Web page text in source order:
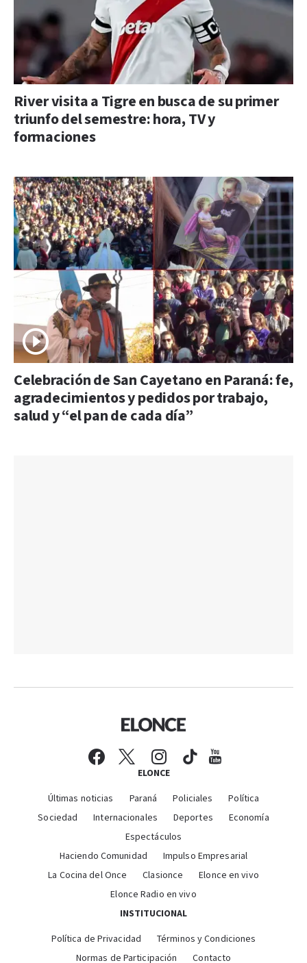
River visita a Tigre en busca de su primer
triunfo del semestre: hora, TV y
formaciones
Celebración de San Cayetano en Paraná: fe,
agradecimientos y pedidos por trabajo,
salud y “el pan de cada día”
ELONCE
Últimas noticias Paraná Policiales
Política
Sociedad
Internacionales Deportes
Economía
Espectáculos
Haciendo Comunidad
Impulso Empresarial
La Cocina del Once
Clasionce
Elonce en vivo
Elonce Radio en vivo
INSTITUCIONAL
Política de Privacidad
Términos y Condiciones
Normas de Participación
Contacto